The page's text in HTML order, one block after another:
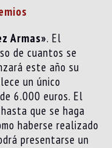
Armas». El
de cuantos se
este año su
un único
6.000 euros. El
que se haga
haberse realizado
presentarse un